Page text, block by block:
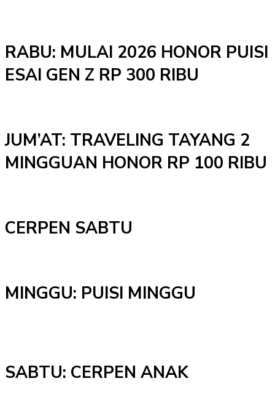
RABU: MULAI 2026 HONOR PUISI
ESAI GEN Z RP 300 RIBU
JUM’AT: TRAVELING TAYANG 2
MINGGUAN HONOR RP 100 RIBU
CERPEN SABTU
MINGGU: PUISI MINGGU
SABTU: CERPEN ANAK